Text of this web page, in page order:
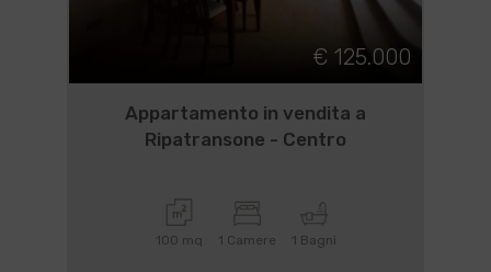
€ 125.000
Appartamento in vendita a
Ripatransone - Centro
100 mq 1 Camere 1 Bagni